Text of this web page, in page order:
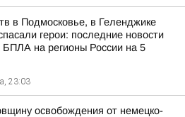
в Подмосковье, в Геленджике
герои: последние новости
БПЛА на регионы России на 5
23:03
освобождения от немецко-